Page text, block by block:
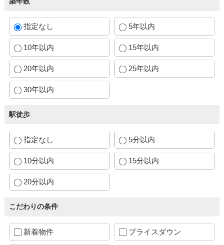
指定なし 5年以内
10年以内 15年以内
20年以内 25年以内
30年以内
駅徒歩
指定なし 5分以内
10分以内 15分以内
20分以内
こだわりの条件
新着物件 プライスダウン